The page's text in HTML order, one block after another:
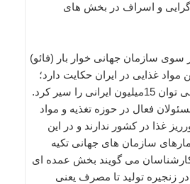
و اسراف در بخش های
سوی سازمان جهانی خوار بار (فائو)
تن مواد غذایی در ایران حکایت دارد؛
میزان غذایی که با آن می توان 15میلیون ایرانی را سیر کرد.
فعال در حوزه تغذیه و مواد
غذا در کشور ندارند و در این
سازمان های جهانی تکیه
می گویند بخش عمده ای
زنجیره تولید تا مصرف یعنی